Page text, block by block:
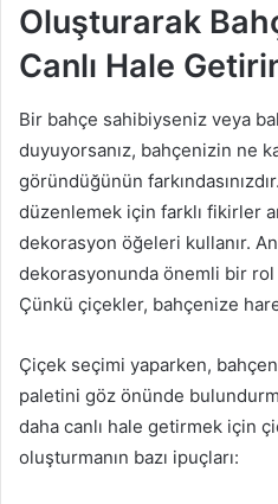
Oluşturarak
Canlı Hale
Bir bahçe sahibiyseniz veya
duyuyorsanız, bahçenizin ne
göründüğünün
düzenlemek için farklı fikirler
dekorasyon öğeleri kullanır.
dekorasyonunda önemli bir rol
Çünkü çiçekler, bahçenize
Çiçek seçimi yaparken,
paletini göz önünde
daha canlı hale getirmek için
oluşturmanın bazı ipuçları: